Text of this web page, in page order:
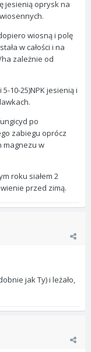
jesienią oprysk na
wiosną i polę
w całości i na
zależnie od
10-25)NPK jesienią i
po
zabiegu oprócz
magnezu w
roku siałem 2
przed zimą.
jak Ty) i leżało,